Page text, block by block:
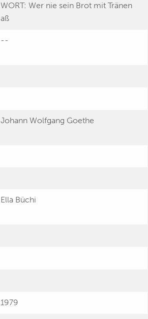
WORT: Wer nie sein Brot mit Tränen
aß
--
Johann Wolfgang Goethe
Ella Büchi
1979